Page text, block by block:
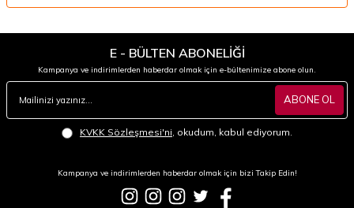
E - BÜLTEN ABONELİĞİ
Kampanya ve indirimlerden haberdar olmak için e-bültenimize abone olun.
ABONE OL
KVKK Sözleşmesi'ni , okudum, kabul ediyorum.
Kampanya ve indirimlerden haberdar olmak için bizi Takip Edin!